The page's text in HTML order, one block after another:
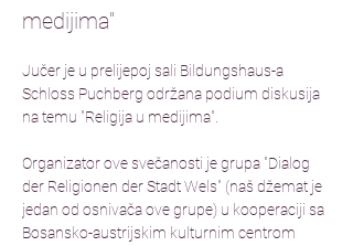
medijima"
Jučer je u prelijepoj sali Bildungshaus-a
Schloss Puchberg održana podium diskusija
na temu "Religija u medijima".
Organizator ove svečanosti je grupa "Dialog
der Religionen der Stadt Wels" (naš džemat je
jedan od osnivača ove grupe) u kooperaciji sa
Bosansko-austrijskim kulturnim centrom